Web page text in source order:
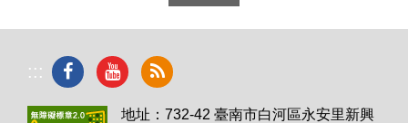
:::
地址：732-42 臺南市白河區永安里新興